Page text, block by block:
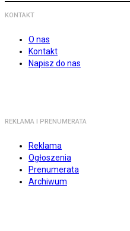
KONTAKT
O nas
Kontakt
Napisz do nas
REKLAMA I PRENUMERATA
Reklama
Ogłoszenia
Prenumerata
Archiwum